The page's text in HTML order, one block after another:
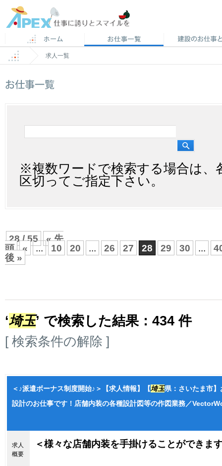
求人一覧
設
検
索
※複数ワードで検索する場合は、
区切ってご指定下さい。
28 / 55
« 先
頭
« ... 10 20 ... 26 27 28 29 30 ...
後 »
‘埼玉’ で検索した結果：434 件
[ 検索条件の解除 ]
＜♪派遣ボーナス制度開始♪＞【求人情報】【埼玉県：さいたま市
設計のお仕事です！店舗内装の各種設計図等の作図業務／
求人
概要
＜様々な店舗内装を手掛けることができま